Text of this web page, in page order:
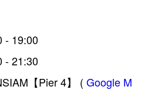
- 19:00
- 21:30
【Pier 4】
( Google M